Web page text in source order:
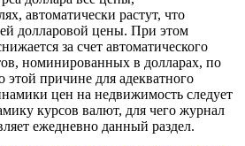
автоматически растут, что
долларовой цены. При этом
за счет автоматического
номинированных в долларах, по
причине для адекватного
цен на недвижимость следует
курсов валют, для чего журнал
ежедневно данный раздел.